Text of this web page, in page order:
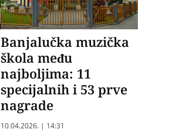
Banjalučka muzička
škola među
najboljima: 11
specijalnih i 53 prve
nagrade
10.04.2026. | 14:31